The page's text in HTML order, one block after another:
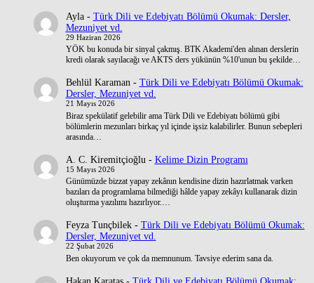
Ayla- Türk Dili ve Edebiyatı Bölümü Okumak: Dersler,
Mezuniyet vd.
29 Haziran 2026
YÖK bu konuda bir sinyal çakmış. BTK Akademi'den alınan derslerin
kredi olarak sayılacağı ve AKTS ders yükünün %10'unun bu şekilde…
Behlül Karaman- Türk Dili ve Edebiyatı Bölümü Okumak:
Dersler, Mezuniyet vd.
21 Mayıs 2026
Biraz spekülatif gelebilir ama Türk Dili ve Edebiyatı bölümü gibi
bölümlerin mezunları birkaç yıl içinde işsiz kalabilirler. Bunun sebepleri
arasında…
A. C. Kiremitçioğlu - Kelime Dizin Programı
15 Mayıs 2026
Günümüzde bizzat yapay zekânın kendisine dizin hazırlatmak varken
bazıları da programlama bilmediği hâlde yapay zekâyı kullanarak dizin
oluşturma yazılımı hazırlıyor.…
Feyza Tunçbilek- Türk Dili ve Edebiyatı Bölümü Okumak:
Dersler, Mezuniyet vd.
22 Şubat 2026
Ben okuyorum ve çok da memnunum. Tavsiye ederim sana da.